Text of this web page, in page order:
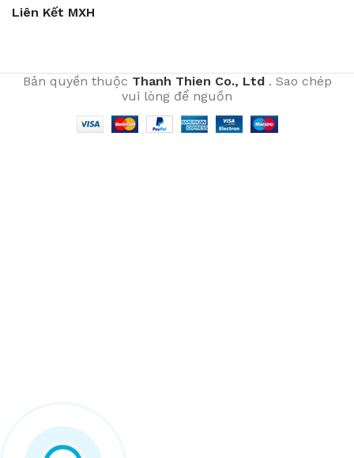
Liên Kết MXH
Bản quyền thuộc Thanh Thien Co., Ltd. Sao chép
vui lòng để nguồn